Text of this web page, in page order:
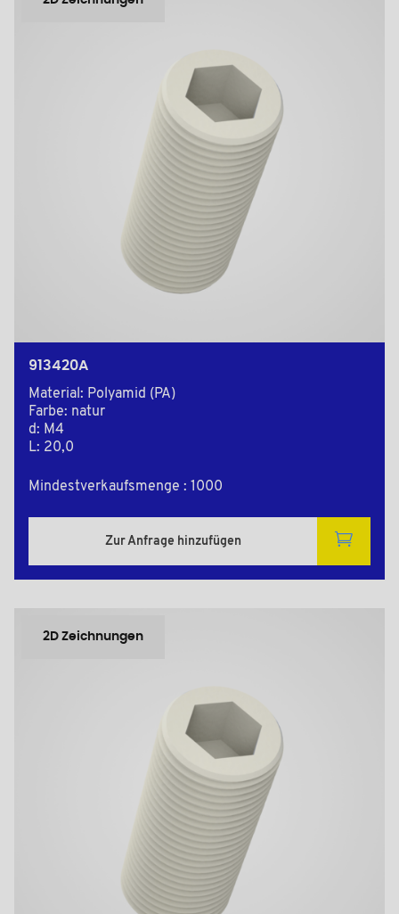
913420A
Material: Polyamid (PA)
Farbe: natur
d: M4
L: 20,0
Mindestverkaufsmenge : 1000
Zur Anfrage hinzufügen
2D Zeichnungen